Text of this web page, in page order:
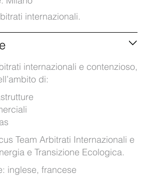
internazionali.
internazionali e contenzioso,
di:
Team Arbitrati Internazionali e
e Transizione Ecologica.
inglese, francese